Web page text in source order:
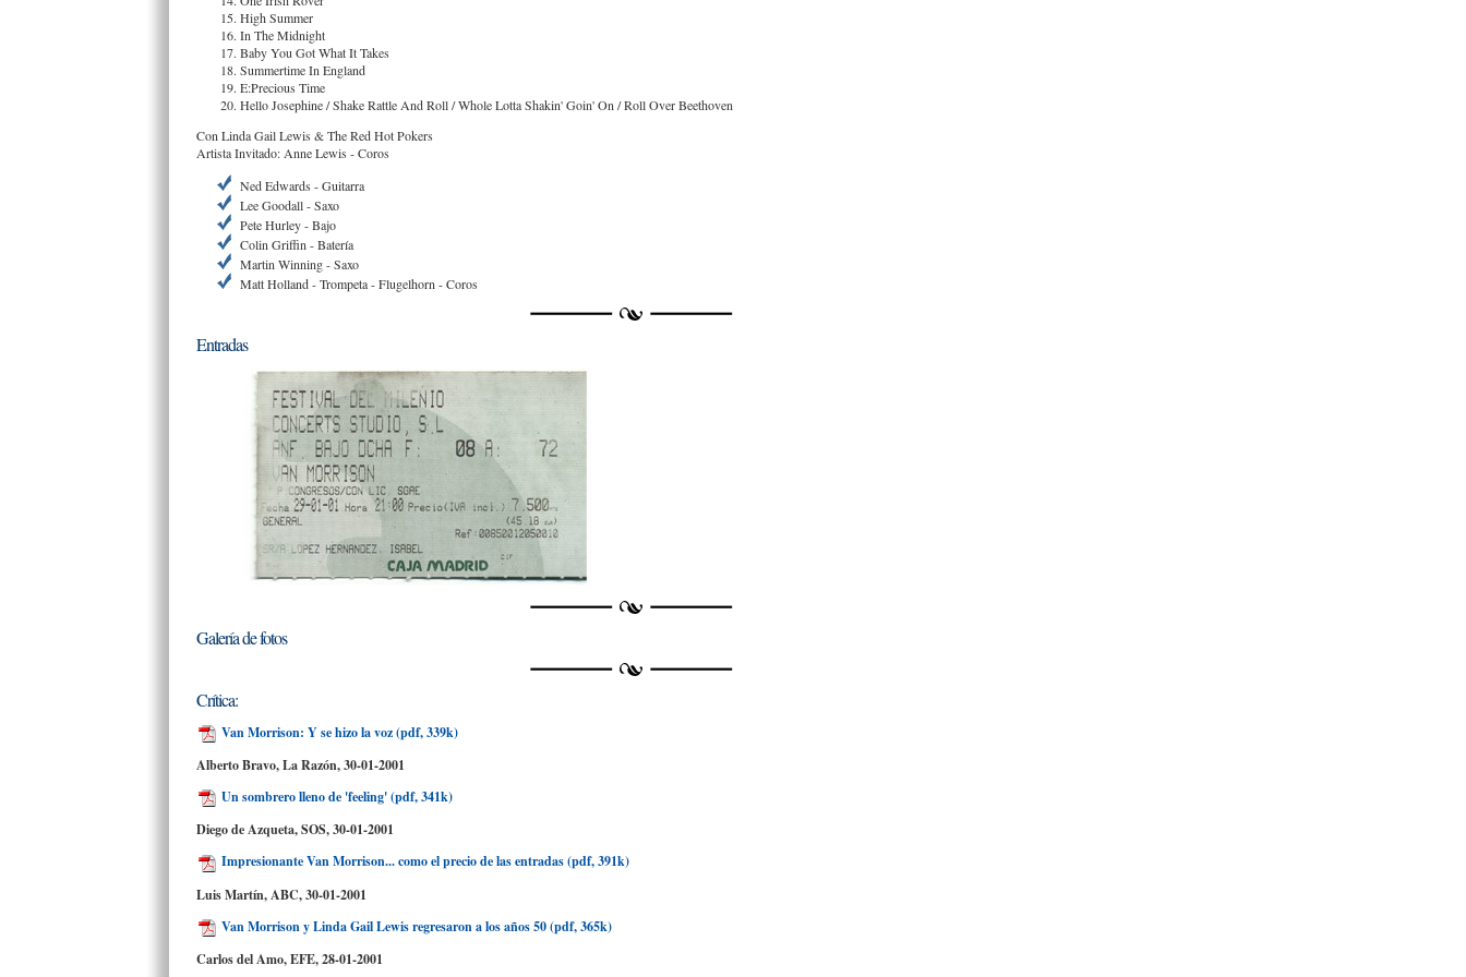
High Summer
In The Midnight
Baby You Got What It Takes
Summertime In England
E:Precious Time
Hello Josephine / Shake Rattle And Roll / Whole Lotta Shakin' Goin' On / Roll Over Beethoven
Con Linda Gail Lewis & The Red Hot Pokers
Artista Invitado: Anne Lewis - Coros
Ned Edwards - Guitarra
Lee Goodall - Saxo
Pete Hurley - Bajo
Colin Griffin - Batería
Martin Winning - Saxo
Matt Holland - Trompeta - Flugelhorn - Coros
Entradas
Galería de fotos
Crítica:
Van Morrison: Y se hizo la voz (pdf, 339k)
Alberto Bravo, La Razón, 30-01-2001
Un sombrero lleno de 'feeling' (pdf, 341k)
Diego de Azqueta, SOS, 30-01-2001
Impresionante Van Morrison... como el precio de las entradas (pdf, 391k)
Luis Martín, ABC,30-01-2001
Van Morrison y Linda Gail Lewis regresaron a los años 50 (pdf, 365k)
Carlos del Amo, EFE,28-01-2001